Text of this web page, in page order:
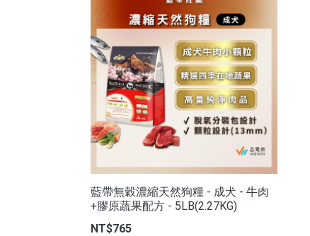
藍帶無穀濃縮天然狗糧 - 成犬 - 牛肉
+膠原蔬果配方 - 5LB(2.27KG)
NT$765